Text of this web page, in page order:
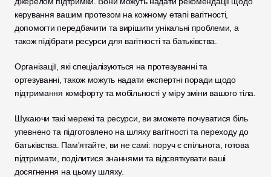
керування вашим протезом на кожному етапі вагітності,
допомогти передбачити та вирішити унікальні проблеми, а
також підібрати ресурси для вагітності та батьківства.
Організації, які спеціалізуються на протезуванні та
ортезуванні, також можуть надати експертні поради щодо
підтримання комфорту та мобільності у міру зміни вашого тіла.
Шукаючи такі мережі та ресурси, ви зможете почуватися біль
упевнено та підготовлено на шляху вагітності та переходу до
батьківства. Пам'ятайте, ви не самі: поруч є спільнота, готова
підтримати, поділитися знаннями та відсвяткувати ваші
досягнення на цьому шляху.